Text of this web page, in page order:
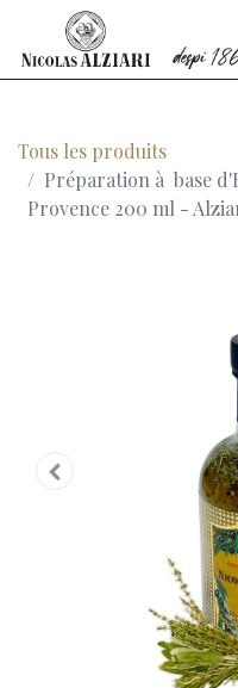
Tous les produits
Préparation à base
Provence 200 ml -